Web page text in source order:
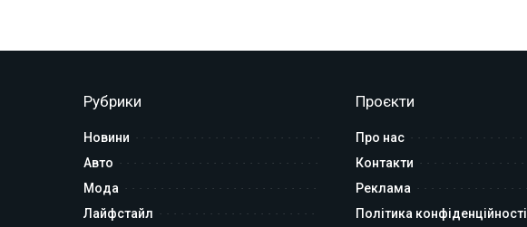
Рубрики
Новини
Авто
Мода
Лайфстайл
Проєкти
Про нас
Контакти
Реклама
Політика конфіденційності